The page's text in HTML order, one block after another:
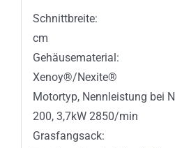
cm
Xenoy®/Nexite®
Motortyp, Nennleistung bei
200, 3,7kW 2850/min